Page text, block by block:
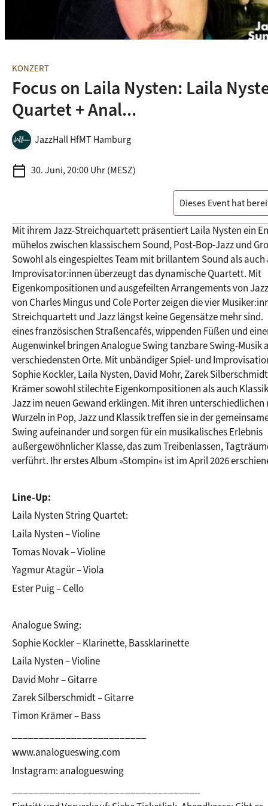
KONZERT
Focus on Laila Nysten: Laila
Quartet + Anal...
JazzHall HfMT Hamburg
calendar_today 30. Juni, 20:00 Uhr (MESZ)
Dieses Event hat
Mit ihrem Jazz-Streichquartett präsentiert Laila Nysten ein
mühelos zwischen klassischem Sound, Post-Bop-Jazz und
Sowohl als eingespieltes Team mit brillantem Sound als
Improvisator:innen überzeugt das dynamische Quartett. Mit
Eigenkompositionen und ausgefeilten Arrangements von
von Charles Mingus und Cole Porter zeigen die vier
Streichquartett und Jazz längst keine Gegensätze mehr sind.
eines französischen Straßencafés, wippenden Füßen und
Augenwinkel bringen Analogue Swing tanzbare Swing-Musik
verschiedensten Orte. Mit unbändiger Spiel- und
Sophie Kockler, Laila Nysten, David Mohr, Zarek
Krämer sowohl stilechte Eigenkompositionen als auch
Jazz im neuen Gewand erklingen. Mit ihren
Wurzeln in Pop, Jazz und Klassik treffen sie in der
Swing aufeinander und sorgen für ein musikalisches Erlebnis
außergewöhnlicher Klasse, das zum Treibenlassen,
verführt. Ihr erstes Album »Stompin« ist im April 2026
Line-Up:
Laila Nysten String Quartet:
Laila Nysten – Violine
Tomas Novak – Violine
Yagmur Atagür – Viola
Ester Puig – Cello
Analogue Swing:
Sophie Kockler – Klarinette, Bassklarinette
Laila Nysten – Violine
David Mohr – Gitarre
Zarek Silberschmidt – Gitarre
Timon Krämer – Bass
www.analogueswing.com
Instagram: analogueswing